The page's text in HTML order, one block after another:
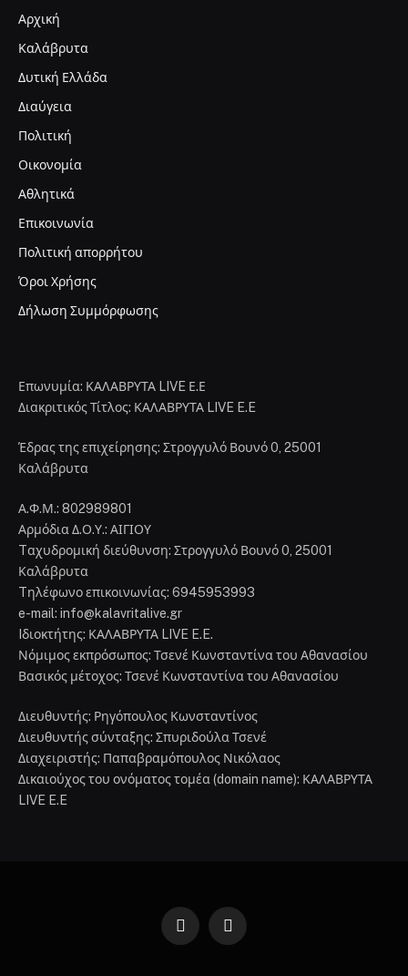
Αρχική
Καλάβρυτα
Δυτική Ελλάδα
Διαύγεια
Πολιτική
Οικονομία
Αθλητικά
Επικοινωνία
Πολιτική απορρήτου
Όροι Χρήσης
Δήλωση Συμμόρφωσης
Επωνυμία: ΚΑΛΑΒΡΥΤΑ LIVE Ε.Ε
Διακριτικός Τίτλος: ΚΑΛΑΒΡΥΤΑ LIVE E.E
Έδρας της επιχείρησης: Στρογγυλό Βουνό 0, 25001
Καλάβρυτα
Α.Φ.Μ.: 802989801
Αρμόδια Δ.Ο.Υ.: ΑΙΓΙΟΥ
Tαχυδρομική διεύθυνση: Στρογγυλό Βουνό 0, 25001
Καλάβρυτα
Tηλέφωνο επικοινωνίας: 6945953993
e-mail: info@kalavritalive.gr
Iδιοκτήτης: ΚΑΛΑΒΡΥΤΑ LIVE E.E.
Νόμιμος εκπρόσωπος: Τσενέ Κωνσταντίνα του Αθανασίου
Βασικός μέτοχος: Τσενέ Κωνσταντίνα του Αθανασίου
Διευθυντής: Ρηγόπουλος Κωνσταντίνος
Διευθυντής σύνταξης: Σπυριδούλα Τσενέ
Διαχειριστής: Παπαβραμόπουλος Νικόλαος
Δικαιούχος του ονόματος τομέα (domain name): ΚΑΛΑΒΡΥΤΑ
LIVE E.E
FacebookInstagram